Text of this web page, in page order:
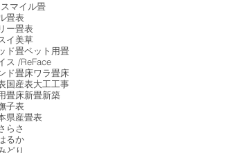
マイル畳
畳表
ー畳表
イ美草
ド畳ペット用畳
ス /ReFace
ド畳床ワラ畳床
国産表大工工事
畳床新畳新築
子表
県産畳表
らさ
るか
どり